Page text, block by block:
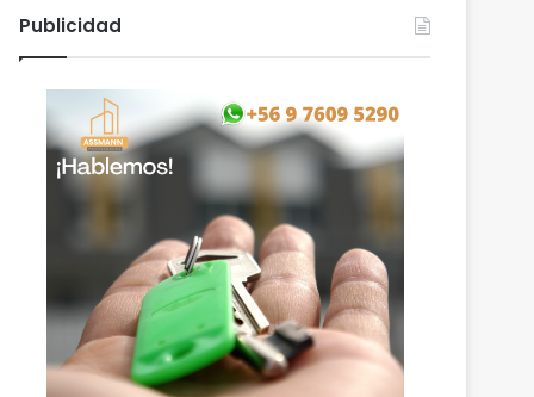
Publicidad